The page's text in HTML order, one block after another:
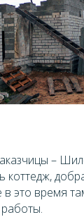
–
коттедж,
это время